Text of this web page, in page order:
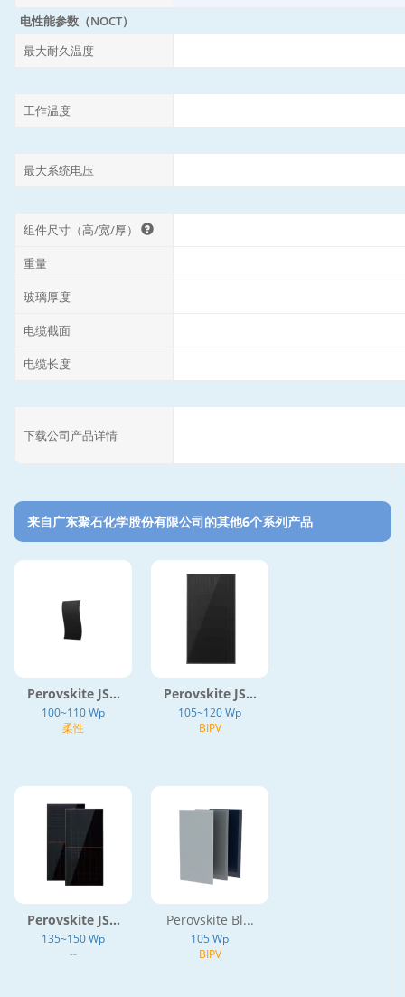
电性能参数（NOCT）
最大耐久温度
工作温度
最大系统电压
组件尺寸（高/宽/厚）
重量
玻璃厚度
电缆截面
电缆长度
下载公司产品详情
来自广东聚石化学股份有限公司的其他6个系列产品‎
Perovskite JS...
100~110 Wp
柔性
Perovskite JS...
105~120 Wp
BIPV
Perovskite JS...
135~150 Wp
--
Perovskite Bl...
105 Wp
BIPV